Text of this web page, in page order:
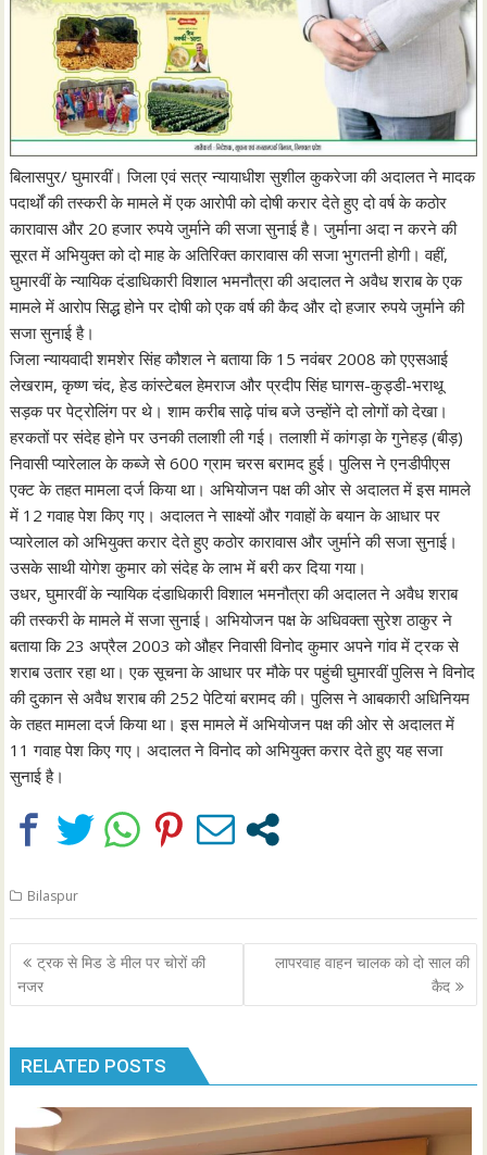
बिलासपुर/ घुमारवीं। जिला एवं सत्र न्यायाधीश सुशील कुकरेजा की अदालत ने मादक
पदार्थों की तस्करी के मामले में एक आरोपी को दोषी करार देते हुए दो वर्ष के कठोर
कारावास और 20 हजार रुपये जुर्माने की सजा सुनाई है। जुर्माना अदा न करने की
सूरत में अभियुक्त को दो माह के अतिरिक्त कारावास की सजा भुगतनी होगी। वहीं,
घुमारवीं के न्यायिक दंडाधिकारी विशाल भमनौत्रा की अदालत ने अवैध शराब के एक
मामले में आरोप सिद्ध होने पर दोषी को एक वर्ष की कैद और दो हजार रुपये जुर्माने की
सजा सुनाई है।
जिला न्यायवादी शमशेर सिंह कौशल ने बताया कि 15 नवंबर 2008 को एएसआई
लेखराम, कृष्ण चंद, हेड कांस्टेबल हेमराज और प्रदीप सिंह घागस-कुड्डी-भराथू
सड़क पर पेट्रोलिंग पर थे। शाम करीब साढ़े पांच बजे उन्होंने दो लोगों को देखा।
हरकतों पर संदेह होने पर उनकी तलाशी ली गई। तलाशी में कांगड़ा के गुनेहड़ (बीड़)
निवासी प्यारेलाल के कब्जे से 600 ग्राम चरस बरामद हुई। पुलिस ने एनडीपीएस
एक्ट के तहत मामला दर्ज किया था। अभियोजन पक्ष की ओर से अदालत में इस मामले
में 12 गवाह पेश किए गए। अदालत ने साक्ष्यों और गवाहों के बयान के आधार पर
प्यारेलाल को अभियुक्त करार देते हुए कठोर कारावास और जुर्माने की सजा सुनाई।
उसके साथी योगेश कुमार को संदेह के लाभ में बरी कर दिया गया।
उधर, घुमारवीं के न्यायिक दंडाधिकारी विशाल भमनौत्रा की अदालत ने अवैध शराब
की तस्करी के मामले में सजा सुनाई। अभियोजन पक्ष के अधिवक्ता सुरेश ठाकुर ने
बताया कि 23 अप्रैल 2003 को औहर निवासी विनोद कुमार अपने गांव में ट्रक से
शराब उतार रहा था। एक सूचना के आधार पर मौके पर पहुंची घुमारवीं पुलिस ने विनोद
की दुकान से अवैध शराब की 252 पेटियां बरामद की। पुलिस ने आबकारी अधिनियम
के तहत मामला दर्ज किया था। इस मामले में अभियोजन पक्ष की ओर से अदालत में
11 गवाह पेश किए गए। अदालत ने विनोद को अभियुक्त करार देते हुए यह सजा
सुनाई है।
Bilaspur
Post
navigation
ट्रक से मिड डे मील पर चोरों की
नजर
लापरवाह वाहन चालक को दो साल की
कैद
RELATED POSTS